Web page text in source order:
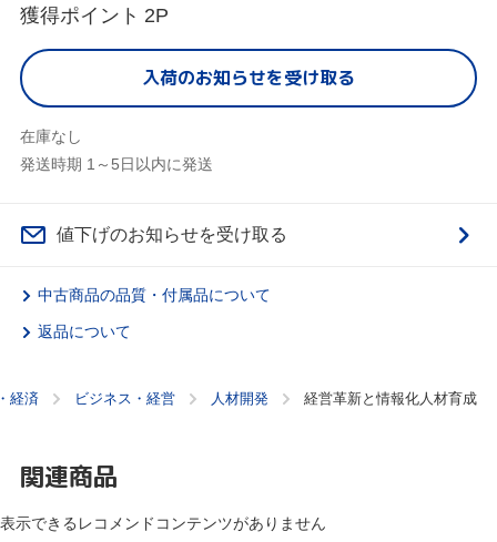
獲得ポイント 2P
入荷のお知らせを受け取る
在庫なし
発送時期 1～5日以内に発送
値下げのお知らせを受け取る
中古商品の品質・付属品について
返品について
経済 ビジネス・経営 人材開発 経営革新と情報化人材育成
関連商品
表示できるレコメンドコンテンツがありません